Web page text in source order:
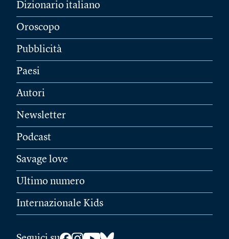
Dizionario italiano
Oroscopo
Pubblicità
Paesi
Autori
Newsletter
Podcast
Savage love
Ultimo numero
Internazionale Kids